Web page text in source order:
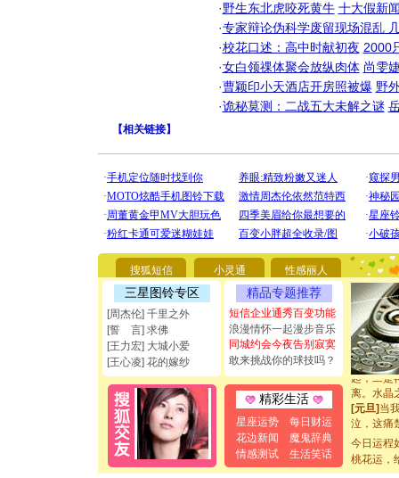
·野生东北虎咬死黄牛 十大假新
·专家辩论伪科学废留现场混乱
·校花口述：高中时献初夜 2000
·女白领祼体聚会放纵肉体 尚雯
·曹颖印小天酒店开房照被爆 野
·诡秘莫测：二战五大未解之谜
【相关链接】
搜狐短信 小灵通 性感丽人
三星图铃专区
[周杰伦] 千里之外
[誓 言] 求佛
[王力宏] 大城小爱
[王心凌] 花的嫁纱
精品专题推荐
短信企业通秀百变功能
浪漫情怀一起漫步音乐
同城约会今夜告别寂寞
敢来挑战你的球技吗？
精彩生活
星座运势
每日财运
花边新闻
魔鬼辞典
情感测试
生活笑话
[圣诞节]
你太多
要平安
[圣诞节]
都要快乐
[圣诞节]
如意,快
[元旦]看
断电。爱
你是我专
[元旦]如
起；二是
离。水晶
[元旦]当
泣，这痛
卖了。水
[春节]风
颜！冬去
今日运程
桃花运，